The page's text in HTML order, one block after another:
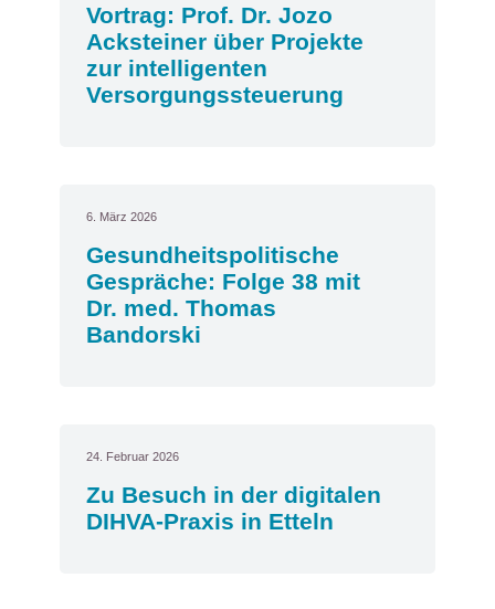
Vortrag: Prof. Dr. Jozo
Acksteiner über Projekte
zur intelligenten
Versorgungssteuerung
6. März 2026
Gesundheitspolitische
Gespräche: Folge 38 mit
Dr. med. Thomas
Bandorski
24. Februar 2026
Zu Besuch in der digitalen
DIHVA-Praxis in Etteln